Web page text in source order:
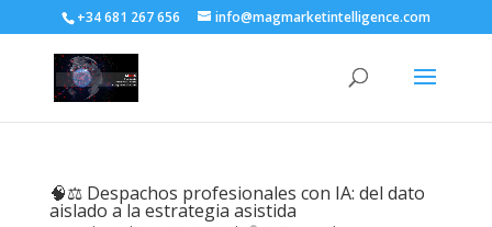
+34 681 267 656 info@magmarketintelligence.com
🧠⚖️ Despachos profesionales con IA: del dato
aislado a la estrategia asistida